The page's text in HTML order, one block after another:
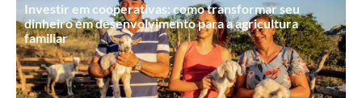
Investir em cooperativas: como transformar seu
dinheiro em desenvolvimento para a agricultura
familiar